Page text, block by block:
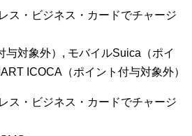
ス・ビジネス・カードでチャージ
対象外）, モバイルSuica（ポイ
ICOCA（ポイント付与対象外）
ス・ビジネス・カードでチャージ